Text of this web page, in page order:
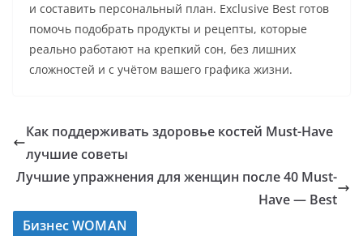
и составить персональный план. Exclusive Best готов
помочь подобрать продукты и рецепты, которые
реально работают на крепкий сон, без лишних
сложностей и с учётом вашего графика жизни.
Как поддерживать здоровье костей Must-Have
лучшие советы
Лучшие упражнения для женщин после 40 Must-
Have — Best
Бизнес WOMAN